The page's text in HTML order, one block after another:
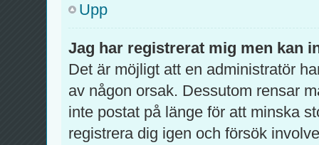
Upp
Jag har registrerat mig men kan
Det är möjligt att en administratör
av någon orsak. Dessutom rensar
inte postat på länge för att minska
registrera dig igen och försök